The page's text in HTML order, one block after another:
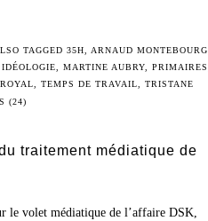
TAGGED35H ARNAUD MONTEBOURG
IDÉOLOGIE MARTINE AUBRY, PRIMAIRES
TEMPS DE TRAVAIL
TRISTANE
(24)
traitement médiatique de
le volet médiatique de l’affaire DSK,